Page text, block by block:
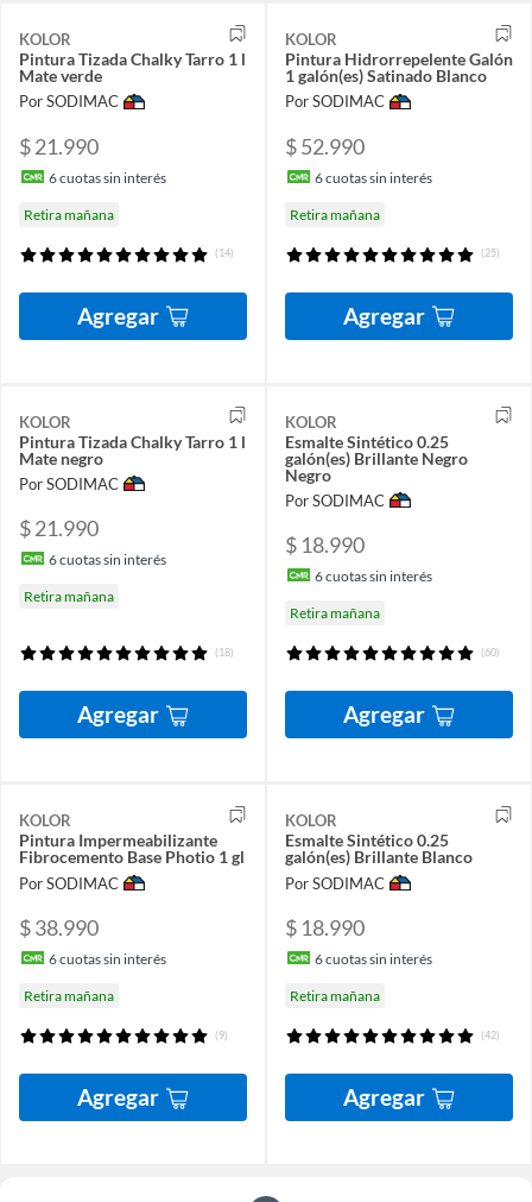
KOLOR
Pintura Tizada Chalky Tarro 1 l
Mate verde
Por SODIMAC
$ 21.990
6cuotas sin interés
Retira mañana
(14)
Agregar
KOLOR
Pintura Hidrorrepelente Galón
1 galón(es) Satinado Blanco
Por SODIMAC
$ 52.990
6cuotas sin interés
Retira mañana
(25)
Agregar
KOLOR
Pintura Tizada Chalky Tarro 1 l
Mate negro
Por SODIMAC
$ 21.990
6cuotas sin interés
Retira mañana
(18)
Agregar
KOLOR
Esmalte Sintético 0.25
galón(es) Brillante Negro
Negro
Por SODIMAC
$ 18.990
6cuotas sin interés
Retira mañana
(60)
Agregar
KOLOR
Pintura Impermeabilizante
Fibrocemento Base Photio 1 gl
Por SODIMAC
$ 38.990
6cuotas sin interés
Retira mañana
(9)
Agregar
KOLOR
Esmalte Sintético 0.25
galón(es) Brillante Blanco
Por SODIMAC
$ 18.990
6cuotas sin interés
Retira mañana
(42)
Agregar